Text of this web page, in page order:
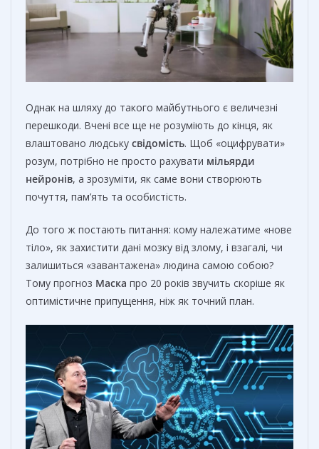
Однак на шляху до такого майбутнього є величезні
перешкоди. Вчені все ще не розуміють до кінця, як
влаштовано людську свідомість. Щоб «оцифрувати»
розум, потрібно не просто рахувати мільярди
нейронів, а зрозуміти, як саме вони створюють
почуття, пам’ять та особистість.
До того ж постають питання: кому належатиме «нове
тіло», як захистити дані мозку від злому, і взагалі, чи
залишиться «завантажена» людина самою собою?
Тому прогноз Маска про 20 років звучить скоріше як
оптимістичне припущення, ніж як точний план.